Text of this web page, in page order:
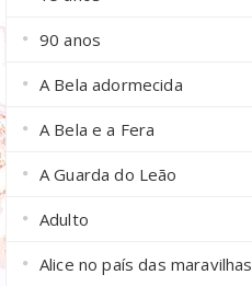
90 anos
A Bela adormecida
A Bela e a Fera
A Guarda do Leão
Adulto
Alice no país das maravilhas